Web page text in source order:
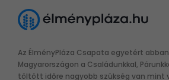
Az ÉlményPláza Csapata egyetért
Magyarországon a Családunkkal,
töltött időre nagyobb szükség van mint